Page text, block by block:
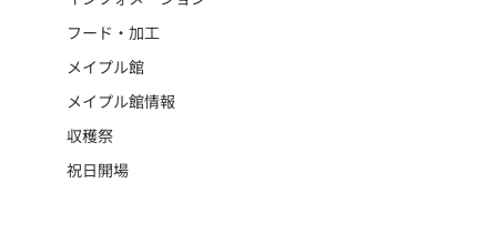
フード・加工
メイプル館
メイプル館情報
収穫祭
祝日開場